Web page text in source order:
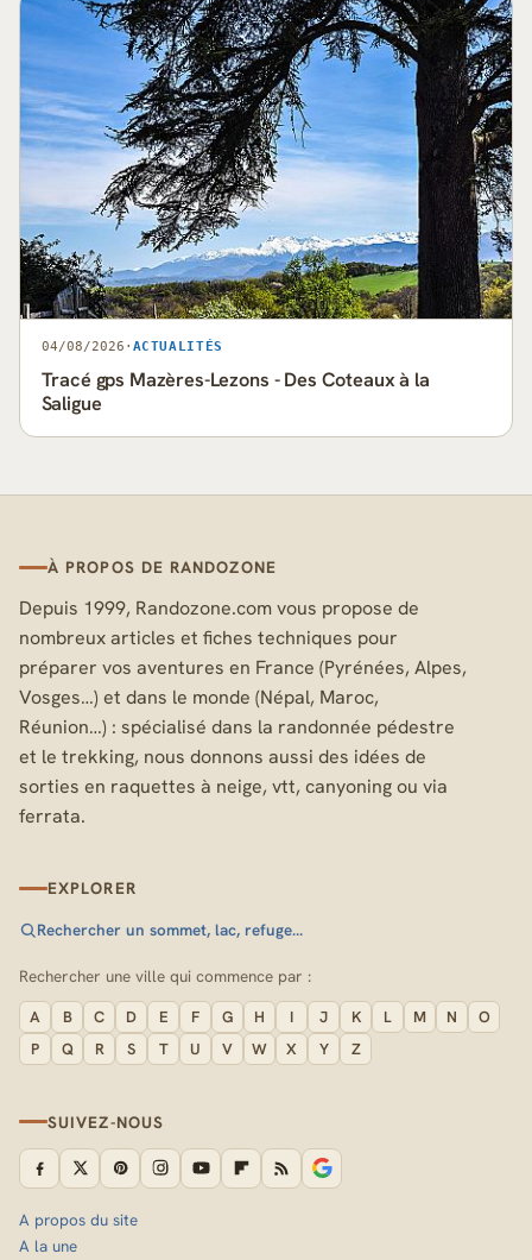
04/08/2026 · ACTUALITÉS
Tracé gps Mazères-Lezons - Des Coteaux à la
Saligue
À PROPOS DE RANDOZONE
Depuis 1999, Randozone.com vous propose de
nombreux articles et fiches techniques pour
préparer vos aventures en France (Pyrénées, Alpes,
Vosges…) et dans le monde (Népal, Maroc,
Réunion…) : spécialisé dans la randonnée pédestre
et le trekking, nous donnons aussi des idées de
sorties en raquettes à neige, vtt, canyoning ou via
ferrata.
EXPLORER
Rechercher un sommet, lac, refuge…
Rechercher une ville qui commence par :
A B C D E F G H I J K L M N
O
P
Q R S T U V W X Y Z
SUIVEZ-NOUS
A propos du site
A la une